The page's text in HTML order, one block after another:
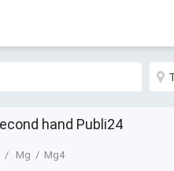
hand Publi24
Mg Mg4